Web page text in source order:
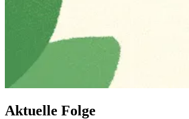
Aktuelle Folge